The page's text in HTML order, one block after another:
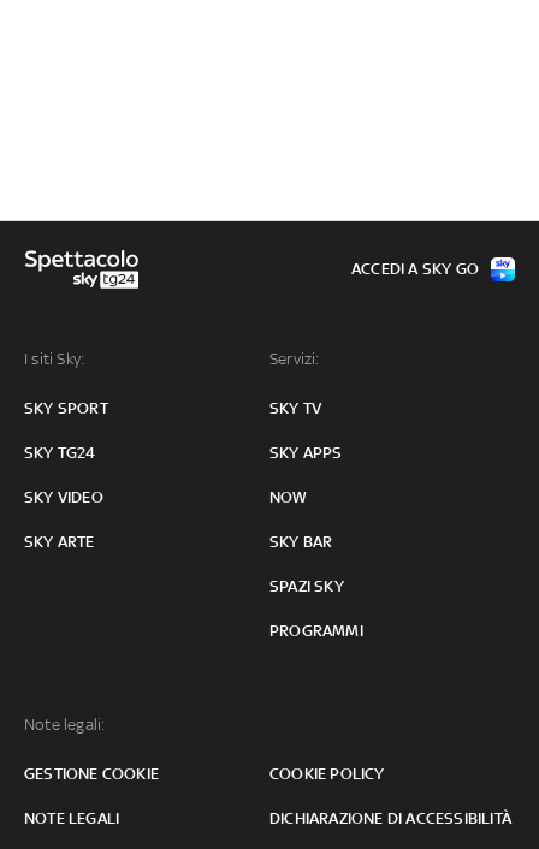
I siti Sky:
SKY SPORT
SKY TG24
SKY VIDEO
SKY ARTE
Servizi:
SKY TV
SKY APPS
NOW
SKY BAR
SPAZI SKY
PROGRAMMI
Note legali:
GESTIONE COOKIE COOKIE POLICY
NOTE LEGALI DICHIARAZIONE DI ACCESSIBILITÀ
ACCEDI A SKY GO